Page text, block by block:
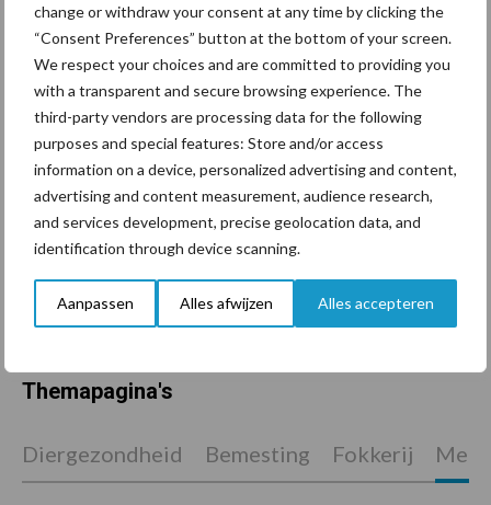
change or withdraw your consent at any time by clicking the
“Consent Preferences” button at the bottom of your screen.
We respect your choices and are committed to providing you
with a transparent and secure browsing experience. The
third-party vendors are processing data for the following
purposes and special features: Store and/or access
information on a device, personalized advertising and content,
advertising and content measurement, audience research,
and services development, precise geolocation data, and
identification through device scanning.
Aanpassen Alles afwijzen Alles accepteren
De speenhuid: een vaak
onderschatte risicofactor
voor mastitis
ForFarmers ziet volume en
marktaandeel groeien in
Themapagina's
Diergezondheid Bemesting Fokkerij